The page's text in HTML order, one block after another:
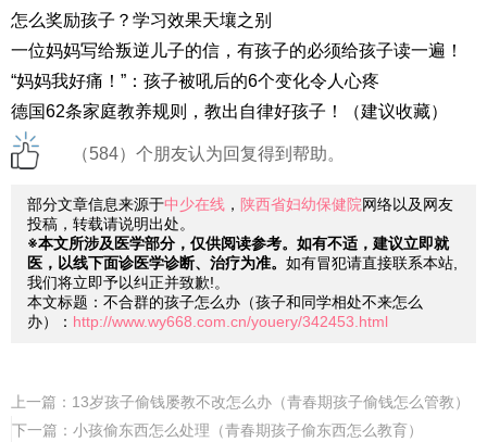
怎么奖励孩子？学习效果天壤之别
一位妈妈写给叛逆儿子的信，有孩子的必须给孩子读一遍！
“妈妈我好痛！”：孩子被吼后的6个变化令人心疼
德国62条家庭教养规则，教出自律好孩子！（建议收藏）
（584）个朋友认为回复得到帮助。
部分文章信息来源于中少在线 ， 陕西省妇幼保健院网络以及网友
投稿，转载请说明出处。
※本文所涉及医学部分，仅供阅读参考。如有不适，建议立即就
医，以线下面诊医学诊断、治疗为准。 如有冒犯请直接联系本站,
我们将立即予以纠正并致歉!。
本文标题：不合群的孩子怎么办（孩子和同学相处不来怎么
办）： http://www.wy668.com.cn/youery/342453.html
上一篇： 13岁孩子偷钱屡教不改怎么办（青春期孩子偷钱怎么管教）
下一篇： 小孩偷东西怎么处理（青春期孩子偷东西怎么教育）